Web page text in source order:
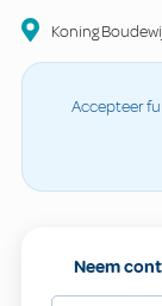
Koning
Accepteer
Neem